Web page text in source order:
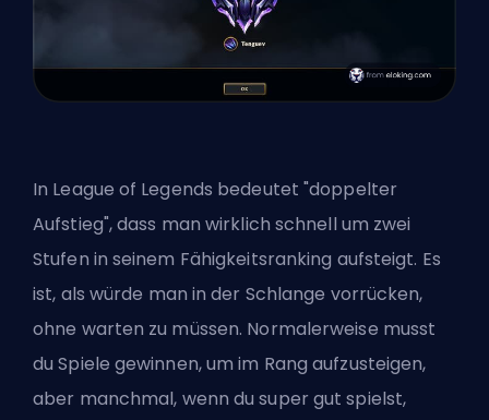
In League of Legends bedeutet "doppelter
Aufstieg", dass man wirklich schnell um zwei
Stufen in seinem Fähigkeitsranking aufsteigt. Es
ist, als würde man in der Schlange vorrücken,
ohne warten zu müssen. Normalerweise musst
du Spiele gewinnen, um im Rang aufzusteigen,
aber manchmal, wenn du super gut spielst,